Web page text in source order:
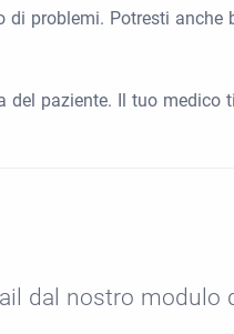
problemi. Potresti anche
del paziente. Il tuo
dal nostro modulo